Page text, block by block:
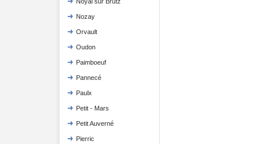
Nozay
Orvault
Oudon
Paimboeuf
Pannecé
Paulx
Petit - Mars
Petit Auverné
Pierric